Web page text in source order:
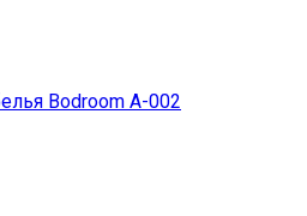
Bodroom A-002